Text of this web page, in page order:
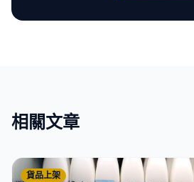
相關文章
貨品上架